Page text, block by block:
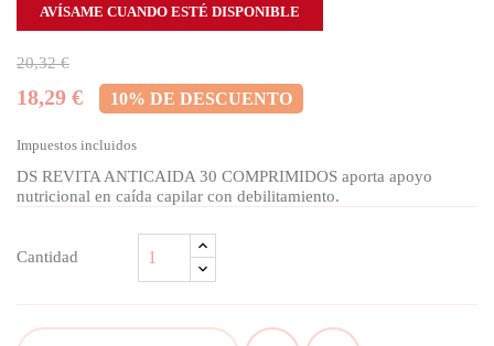
AVÍSAME CUANDO ESTÉ DISPONIBLE
20,32 €
18,29 € 10% DE DESCUENTO
Impuestos incluidos
DS REVITA ANTICAIDA 30 COMPRIMIDOS aporta apoyo
nutricional en caída capilar con debilitamiento.
Cantidad